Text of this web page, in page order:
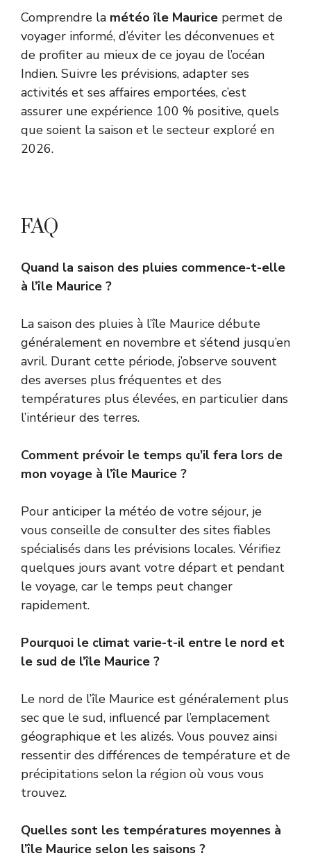
Comprendre la météo île Maurice permet de
voyager informé, d’éviter les déconvenues et
de profiter au mieux de ce joyau de l’océan
Indien. Suivre les prévisions, adapter ses
activités et ses affaires emportées, c’est
assurer une expérience 100 % positive, quels
que soient la saison et le secteur exploré en
2026.
FAQ
Quand la saison des pluies commence-t-elle
à l’île Maurice ?
La saison des pluies à l’île Maurice débute
généralement en novembre et s’étend jusqu’en
avril. Durant cette période, j’observe souvent
des averses plus fréquentes et des
températures plus élevées, en particulier dans
l’intérieur des terres.
Comment prévoir le temps qu’il fera lors de
mon voyage à l’île Maurice ?
Pour anticiper la météo de votre séjour, je
vous conseille de consulter des sites fiables
spécialisés dans les prévisions locales. Vérifiez
quelques jours avant votre départ et pendant
le voyage, car le temps peut changer
rapidement.
Pourquoi le climat varie-t-il entre le nord et
le sud de l’île Maurice ?
Le nord de l’île Maurice est généralement plus
sec que le sud, influencé par l’emplacement
géographique et les alizés. Vous pouvez ainsi
ressentir des différences de température et de
précipitations selon la région où vous vous
trouvez.
Quelles sont les températures moyennes à
l’île Maurice selon les saisons ?